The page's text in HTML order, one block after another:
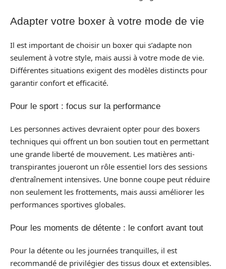
Adapter votre boxer à votre mode de vie
Il est important de choisir un boxer qui s’adapte non
seulement à votre style, mais aussi à votre mode de vie.
Différentes situations exigent des modèles distincts pour
garantir confort et efficacité.
Pour le sport : focus sur la performance
Les personnes actives devraient opter pour des boxers
techniques qui offrent un bon soutien tout en permettant
une grande liberté de mouvement. Les matières anti-
transpirantes joueront un rôle essentiel lors des sessions
d’entraînement intensives. Une bonne coupe peut réduire
non seulement les frottements, mais aussi améliorer les
performances sportives globales.
Pour les moments de détente : le confort avant tout
Pour la détente ou les journées tranquilles, il est
recommandé de privilégier des tissus doux et extensibles.